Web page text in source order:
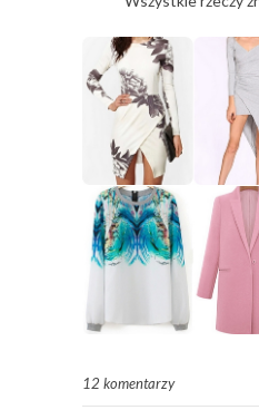
12 komentarzy